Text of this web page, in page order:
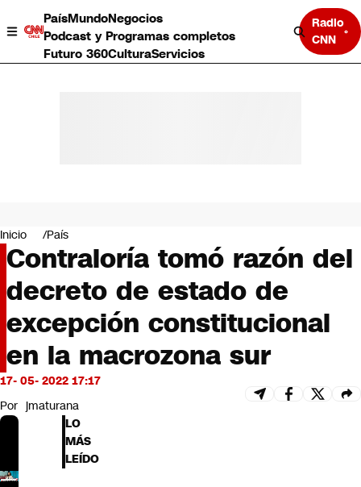
PaísMundoNegocios
Podcast y Programas completos
Futuro 360CulturaServicios
Radio
CNN
Negocios
Deportes
Programas completos
Cultura
Servicios
Bits
CNN Data
CNN tiempo
Futuro 360
Inicio País
Contraloría tomó razón del
decreto de estado de
excepción constitucional
en la macrozona sur
17- 05- 2022 17:17
Por jmaturana
LO
MÁS
LEÍDO